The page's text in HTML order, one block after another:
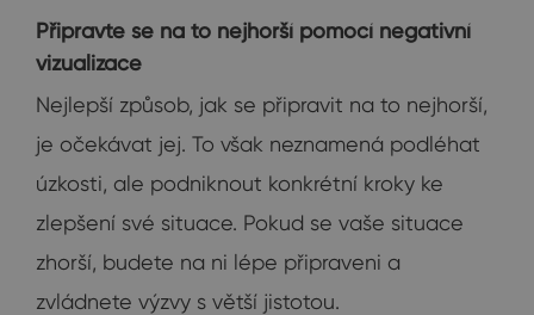
Připravte se na to nejhorší pomocí negativní
vizualizace
Nejlepší způsob, jak se připravit na to nejhorší,
je očekávat jej. To však neznamená podléhat
úzkosti, ale podniknout konkrétní kroky ke
zlepšení své situace. Pokud se vaše situace
zhorší, budete na ni lépe připraveni a
zvládnete výzvy s větší jistotou.